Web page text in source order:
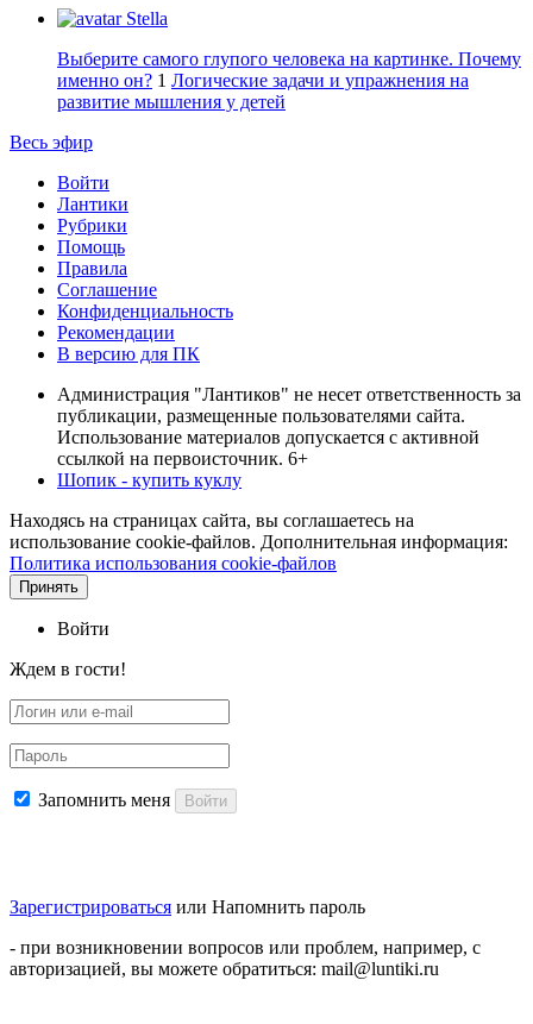
Stella
Выберите самого глупого человека на картинке. Почему
именно он? 1 Логические задачи и упражнения на
развитие мышления у детей
Весь эфир
Войти
Лантики
Рубрики
Помощь
Правила
Соглашение
Конфиденциальность
Рекомендации
В версию для ПК
Администрация "Лантиков" не несет ответственность за
публикации, размещенные пользователями сайта.
Использование материалов допускается с активной
ссылкой на первоисточник. 6+
Шопик - купить куклу
Находясь на страницах сайта, вы соглашаетесь на
использование cookie-файлов. Дополнительная информация:
Политика использования cookie-файлов
Принять
Войти
Ждем в гости!
Запомнить меня Войти
Зарегистрироваться или Напомнить пароль
- при возникновении вопросов или проблем, например, с
авторизацией, вы можете обратиться: mail@luntiki.ru